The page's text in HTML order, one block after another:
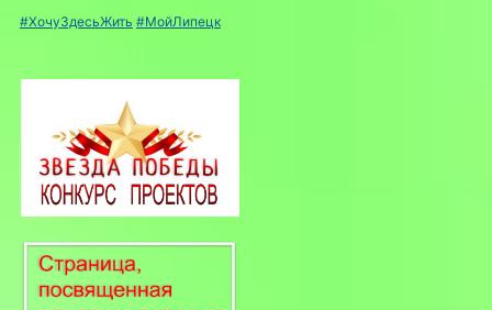
#ХочуЗдесьЖить #МойЛипецк